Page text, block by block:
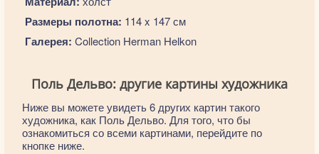
Размеры полотна: 114 x 147 см
Галерея: Collection Herman Helkon
Поль Дельво: другие картины художника
Ниже вы можете увидеть 6 других картин такого
художника, как Поль Дельво. Для того, что бы
ознакомиться со всеми картинами, перейдите по
кнопке ниже.